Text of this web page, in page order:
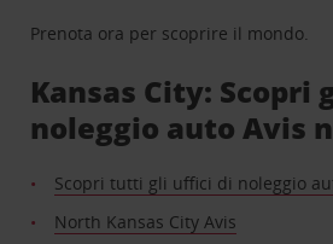
Prenota ora per scoprire il mondo.
Kansas City: Scopri
noleggio auto Avis
Scopri tutti gli uffici di noleggio
North Kansas City Avis